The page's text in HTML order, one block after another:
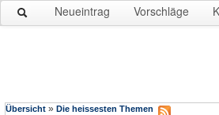
Neueintrag Vorschläge
Übersicht » Die heissesten Themen